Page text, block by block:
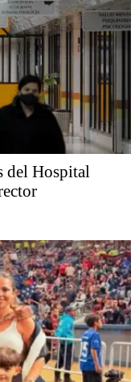
del Hospital